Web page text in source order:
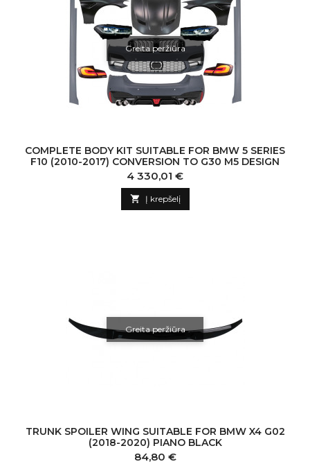
Greita peržiūra
COMPLETE BODY KIT SUITABLE FOR BMW 5 SERIES
F10 (2010-2017) CONVERSION TO G30 M5 DESIGN
Kaina
4 330,01 €
 Į krepšelį
Greita peržiūra
TRUNK SPOILER WING SUITABLE FOR BMW X4 G02
(2018-2020) PIANO BLACK
Kaina
84,80 €